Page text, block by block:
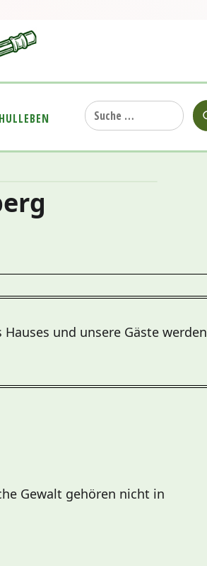
Suche
und unsere Gäste werden
Gewalt gehören nicht in